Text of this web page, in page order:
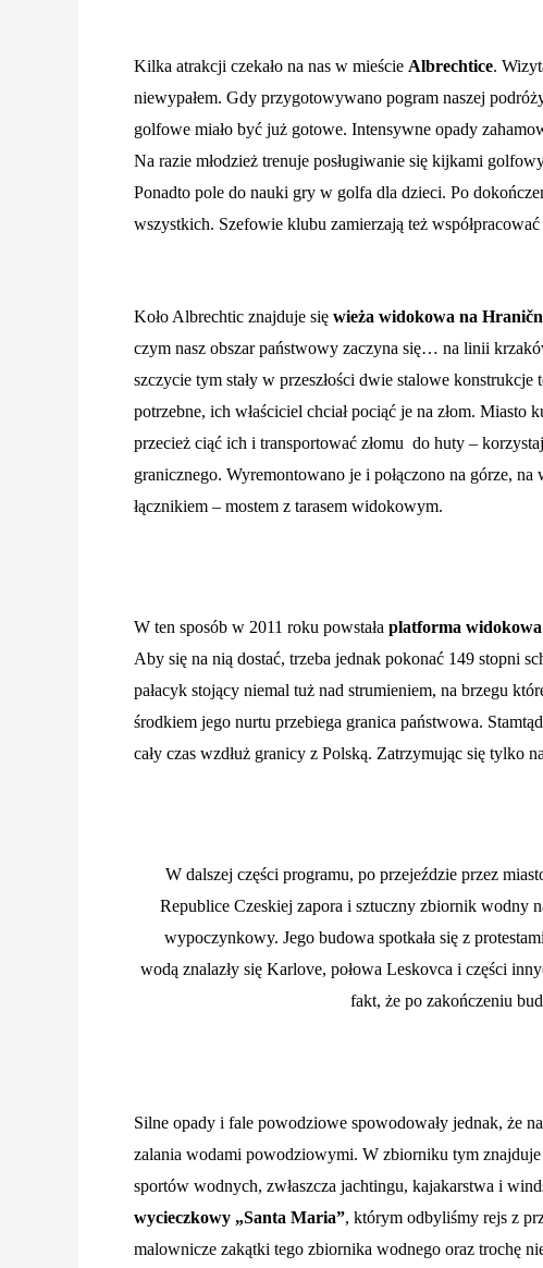
Kilka atrakcji czekało na nas w mieście Albrechtice.
niewypałem. Gdy przygotowywano pogram naszej
golfowe miało być już gotowe. Intensywne opady
Na razie młodzież trenuje posługiwanie się kijkami
Ponadto pole do nauki gry w golfa dla dzieci. Po
wszystkich. Szefowie klubu zamierzają też
Koło Albrechtic znajduje się wieża widokowa na
czym nasz obszar państwowy zaczyna się… na linii
szczycie tym stały w przeszłości dwie stalowe
potrzebne, ich właściciel chciał pociąć je na złom. Miasto
przecież ciąć ich i transportować złomu do huty –
granicznego. Wyremontowano je i połączono na górze,
łącznikiem – mostem z tarasem widokowym.
W ten sposób w 2011 roku powstała platforma widokowa
Aby się na nią dostać, trzeba jednak pokonać 149 stopni
pałacyk stojący niemal tuż nad strumieniem, na brzegu
środkiem jego nurtu przebiega granica państwowa.
cały czas wzdłuż granicy z Polską. Zatrzymując się tylko
W dalszej części programu, po przejeździe przez
Republice Czeskiej zapora i sztuczny zbiornik wodny
wypoczynkowy. Jego budowa spotkała się z
wodą znalazły się Karlove, połowa Leskovca i części
fakt, że po zakończeniu
Silne opady i fale powodziowe spowodowały jednak, że
zalania wodami powodziowymi. W zbiorniku tym
sportów wodnych, zwłaszcza jachtingu, kajakarstwa i
wycieczkowy „Santa Maria”, którym odbyliśmy rejs z
malownicze zakątki tego zbiornika wodnego oraz trochę